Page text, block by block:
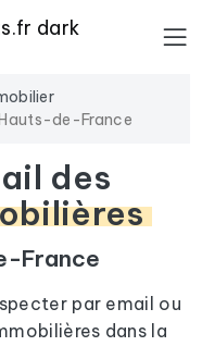
de-France
des
France
par email ou
dans la